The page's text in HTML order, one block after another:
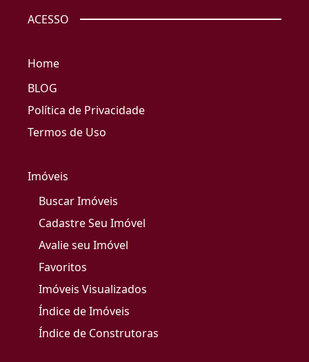
ACESSO
Home
BLOG
Política de Privacidade
Termos de Uso
Imóveis
Buscar Imóveis
Cadastre Seu Imóvel
Avalie seu Imóvel
Favoritos
Imóveis Visualizados
Índice de Imóveis
Índice de Construtoras